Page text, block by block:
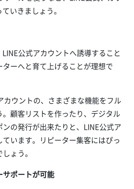
ていきましょう。
公式アカウントへ誘導すること
ーへと育て上げることが理想で
カウントの、さまざまな機能をフル
顧客リストを作ったり、デジタル
の発行が出来たりと、LINE公式ア
います。リピーター集客にはぴっ
ょう。
サポートが可能